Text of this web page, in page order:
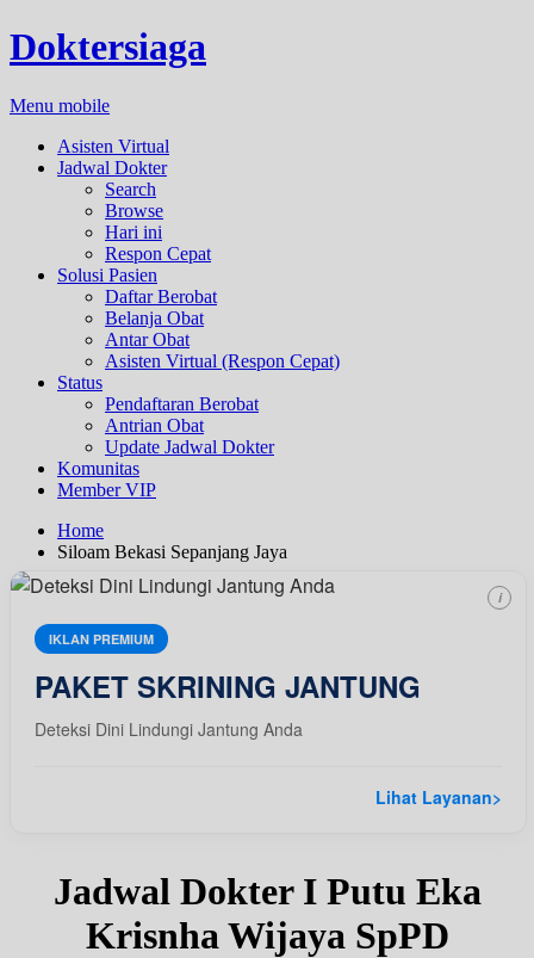
Doktersiaga
Menu mobile
Asisten Virtual
Jadwal Dokter
Search
Browse
Hari ini
Respon Cepat
Solusi Pasien
Daftar Berobat
Belanja Obat
Antar Obat
Asisten Virtual (Respon Cepat)
Status
Pendaftaran Berobat
Antrian Obat
Update Jadwal Dokter
Komunitas
Member VIP
Home
Siloam Bekasi Sepanjang Jaya
IKLAN PREMIUM
PAKET SKRINING JANTUNG
Deteksi Dini Lindungi Jantung Anda
Lihat Layanan>
i
Jadwal Dokter I Putu Eka
Krisnha Wijaya SpPD